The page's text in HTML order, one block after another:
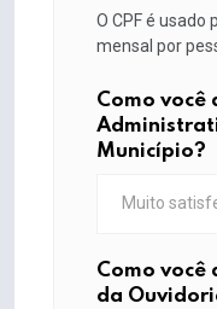
O CPF é
mensal por
Como você
Município?
Como você
da